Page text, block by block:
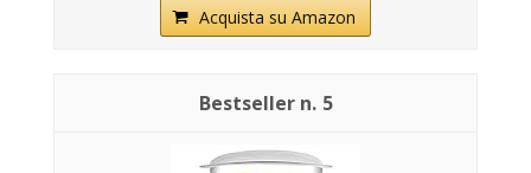
Acquista su Amazon
5